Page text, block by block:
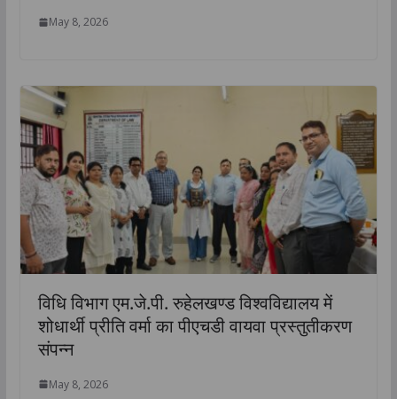
May 8, 2026
विधि विभाग एम.जे.पी. रुहेलखण्ड विश्वविद्यालय में
शोधार्थी प्रीति वर्मा का पीएचडी वायवा प्रस्तुतीकरण
संपन्न
May 8, 2026